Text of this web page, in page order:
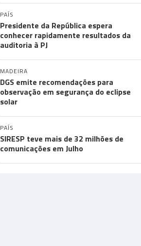
PAÍS
Presidente da República espera
conhecer rapidamente resultados da
auditoria à PJ
MADEIRA
DGS emite recomendações para
observação em segurança do eclipse
solar
PAÍS
SIRESP teve mais de 32 milhões de
comunicações em Julho